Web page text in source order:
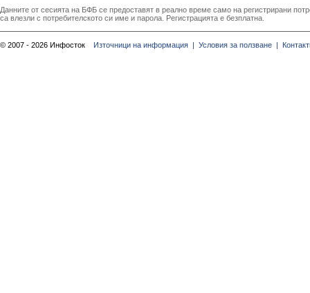
Данните от сесията на БФБ се предоставят в реално време само на регистрирани
са влезли с потребителското си име и парола. Регистрацията е безплатна.
© 2007 - 2026 Инфосток Източници на информация | Условия за ползване |